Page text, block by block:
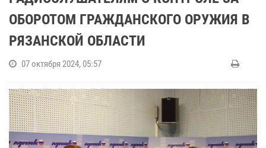
ОБОРОТОМ ГРАЖДАНСКОГО ОРУЖИЯ В
РЯЗАНСКОЙ ОБЛАСТИ
07 октября 2024, 05:57